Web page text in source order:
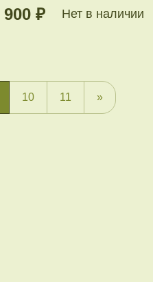
900 ₽ Нет в наличии
10 11 »